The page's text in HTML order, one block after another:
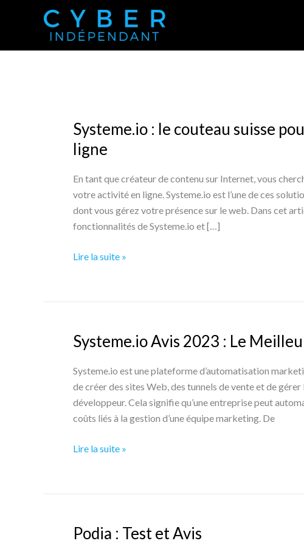
Systeme.io : le couteau suisse
ligne
En tant que créateur de contenu sur Internet, vous
votre activité en ligne. Systeme.io est l’une de ces
dont vous gérez votre présence sur le web. Dans cet
fonctionnalités de Systeme.io et […]
Systeme.io
couteau
pour
les
créateurs
de
contenu
Lire la suite »
Systeme.io Avis 2023 : Le
Systeme.io est une plateforme d’automatisation
de créer des sites Web, des tunnels de vente et de
développeur. Cela signifie qu’une entreprise peut
coûts liés à la gestion d’une équipe marketing. De
Systeme.io
:
Meilleur
Outil
Lire la suite »
Podia : Test et Avis